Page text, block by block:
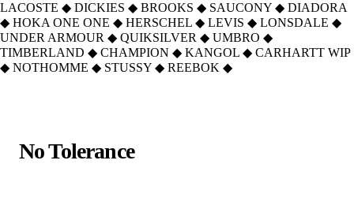
LACOSTE ◆ DICKIES ◆ BROOKS ◆ SAUCONY ◆ DIADORA
◆ HOKA ONE ONE ◆ HERSCHEL ◆ LEVIS ◆ LONSDALE ◆
UNDER ARMOUR ◆ QUIKSILVER ◆ UMBRO ◆
TIMBERLAND ◆ CHAMPION ◆ KANGOL ◆ CARHARTT WIP
◆ NOTHOMME ◆ STUSSY ◆ REEBOK ◆
No Tolerance